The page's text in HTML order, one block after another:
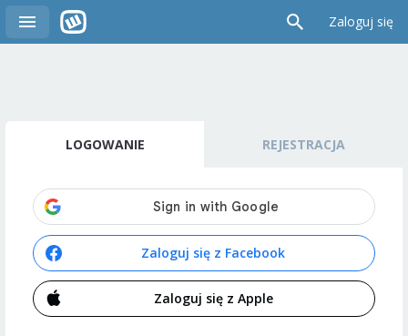
Zaloguj się
LOGOWANIE REJESTRACJA
Zaloguj się z Facebook
Zaloguj się z Apple